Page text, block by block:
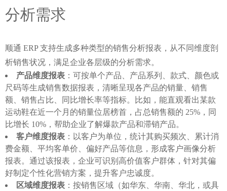
分析需求
顺通 ERP 支持生成多种类型的销售分析报表，从不同维度剖
析销售状况，满足企业各层级的分析需求。
产品维度报表 ：可按单个产品、产品系列、款式、颜色或
尺码等生成销售数据报表，清晰呈现各产品的销量、销售
额、销售占比、同比增长率等指标。比如，能直观看出某款
运动鞋在近一个月的销量位居榜首，占总销售额的 25%，同
比增长 10%，帮助企业了解爆款产品和滞销产品。
客户维度报表 ：以客户为单位，统计其购买频次、累计消
费金额、平均客单价、偏好产品等信息，形成客户画像分析
报表。通过该报表，企业可识别高价值客户群体，针对其偏
好制定个性化营销方案，提升客户忠诚度。
区域维度报表 ：按销售区域（如华东、华南、华北，或具